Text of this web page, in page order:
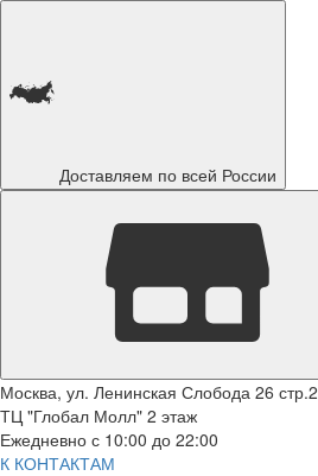
Доставляем по всей России
Москва, ул. Ленинская Слобода 26 стр.2
ТЦ "Глобал Молл" 2 этаж
Ежедневно с 10:00 до 22:00
К КОНТАКТАМ